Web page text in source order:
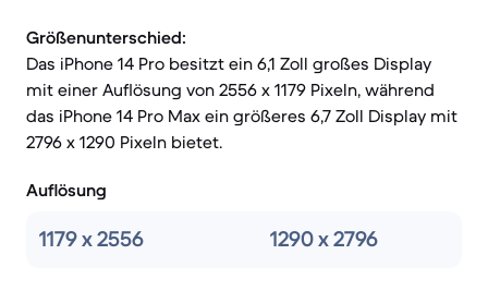
Größenunterschied:
Das iPhone 14 Pro besitzt ein 6,1 Zoll großes Display
mit einer Auflösung von 2556 x 1179 Pixeln, während
das iPhone 14 Pro Max ein größeres 6,7 Zoll Display mit
2796 x 1290 Pixeln bietet.
Auflösung
1179 x 2556 1290 x 2796